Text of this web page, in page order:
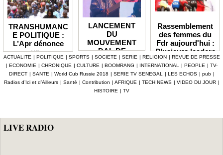
TRANSHUMANC
E POLITIQUE :
L’Apr dénonce
un «
détournement de
la volonté
populaire » et
réclame une
LANCEMENT
DU
MOUVEMENT
DAL DE
BABACAR
MBENGUE :
Aldiouma Sow
«drague» le
maire de Hann
Rassemblement
des femmes du
Fdr aujourd'hui :
Plusieurs leaders
de l'opposition
annoncés
ACTUALITE | POLITIQUE | SPORTS | SOCIETE | SERIE | RELIGION | REVUE DE PRESSE
| ECONOMIE | CHRONIQUE | CULTURE | BOOMRANG | INTERNATIONAL | PEOPLE | TV-
DIRECT | SANTE | World Cub Russie 2018 | SERIE TV SENEGAL | LES ECHOS | pub |
Radios d’Ici et d’Ailleurs | Santé | Contribution | AFRIQUE | TECH NEWS | VIDEO DU JOUR |
HISTOIRE | TV
LIVE RADIO